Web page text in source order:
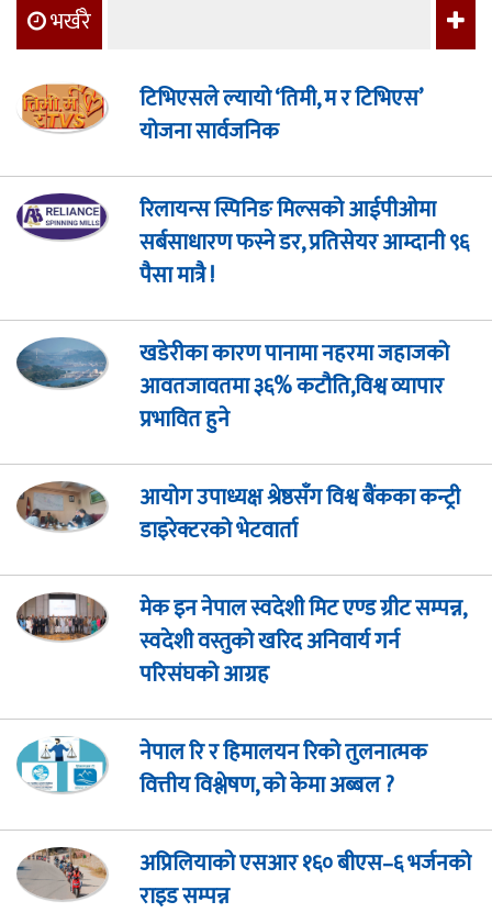
भर्खरै
टिभिएसले ल्यायो ‘तिमी, म र टिभिएस’
योजना सार्वजनिक
रिलायन्स स्पिनिङ मिल्सको आईपीओमा
सर्बसाधारण फस्ने डर, प्रतिसेयर आम्दानी ९६
पैसा मात्रै !
खडेरीका कारण पानामा नहरमा जहाजको
आवतजावतमा ३६% कटौति,विश्व व्यापार
प्रभावित हुने
आयोग उपाध्यक्ष श्रेष्ठसँग विश्व बैंकका कन्ट्री
डाइरेक्टरको भेटवार्ता
मेक इन नेपाल स्वदेशी मिट एण्ड ग्रीट सम्पन्न,
स्वदेशी वस्तुको खरिद अनिवार्य गर्न
परिसंघको आग्रह
नेपाल रि र हिमालयन रिको तुलनात्मक
वित्तीय विश्लेषण, को केमा अब्बल ?
अप्रिलियाको एसआर १६० बीएस–६ भर्जनको
राइड सम्पन्न